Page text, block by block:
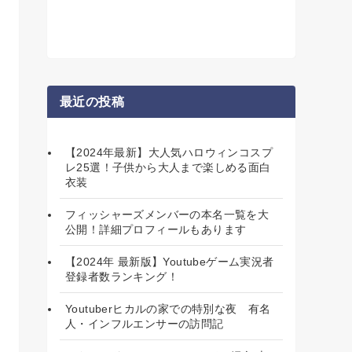
最近の投稿
【2024年最新】大人気ハロウィンコスプ
レ25選！子供から大人まで楽しめる面白
衣装
フィッシャーズメンバーの本名一覧を大
公開！詳細プロフィールもあります
【2024年 最新版】Youtubeゲーム実況者
登録者数ランキング！
Youtuberヒカルの家での特別な夜 有名
人・インフルエンサーの訪問記